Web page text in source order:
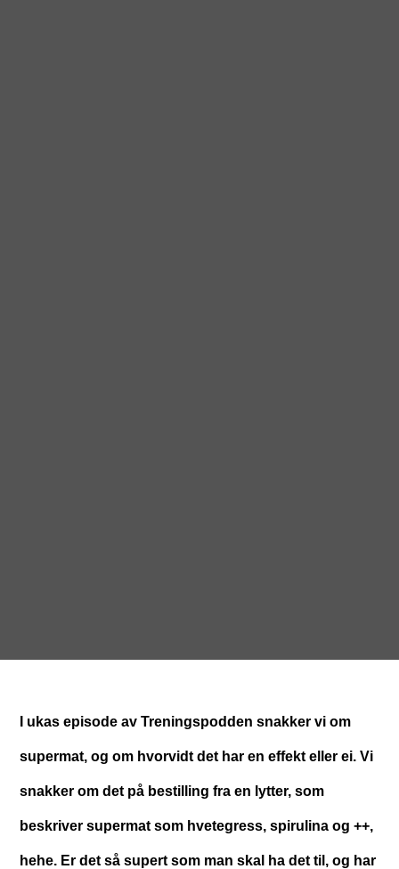
I ukas episode av Treningspodden snakker vi om
supermat, og om hvorvidt det har en effekt eller ei. Vi
snakker om det på bestilling fra en lytter, som
beskriver supermat som hvetegress, spirulina og ++,
hehe. Er det så supert som man skal ha det til, og har